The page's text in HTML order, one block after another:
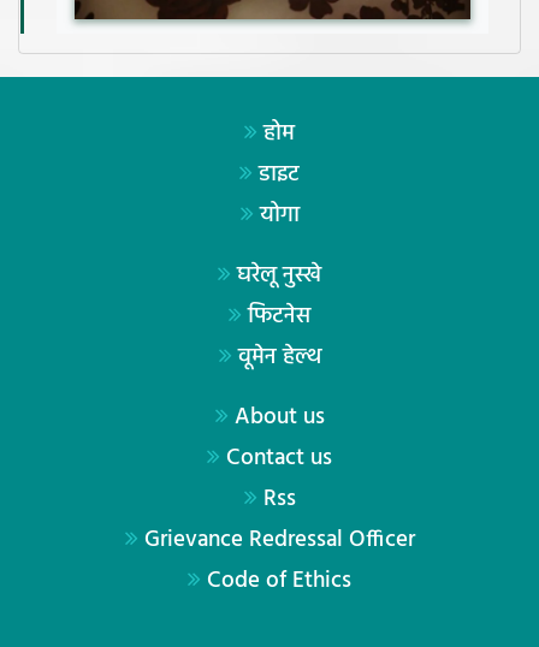
होम
डाइट
योगा
घरेलू नुस्खे
फिटनेस
वूमेन हेल्थ
About us
Contact us
Rss
Grievance Redressal Officer
Code of Ethics